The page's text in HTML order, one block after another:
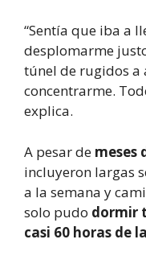
“Sentía que iba a
desplomarme
túnel de rugidos a
concentrarme.
explica.
A pesar de meses
incluyeron largas
a la semana y
solo pudo dormir
casi 60 horas de